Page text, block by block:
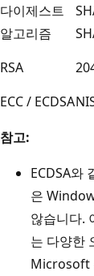
다이제스트
알고리즘
RSA
ECC / ECDSA
참고:
ECDSA와
은
않습니다.
는 다양한
Microsoft